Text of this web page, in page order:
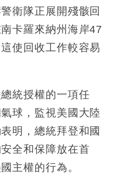
企業擴張放慢兼縮減人
元 支援Anthropic租用
員制度 增鉑金卡級別鎖
個月 珠寶鐘錶銷售升勢
元回購 派息比率目標維持
衛隊正展開殘骸回
卡羅來納州海岸47
使回收工作較容易
統授權的一項任
球，監視美國大陸
明，總統拜登和國
全和保障放在首
主權的行為。